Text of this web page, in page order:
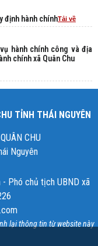
định hành chínhTải về
hành chính công và địa
chính xã Quân Chu
TỈNH THÁI NGUYÊN
CHU
Nguyên
Phó chủ tịch UBND xã
lại thông tin từ website này